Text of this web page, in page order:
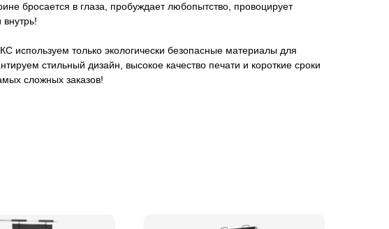
бросается в глаза, пробуждает любопытство, провоцирует
используем только экологически безопасные материалы для
стильный дизайн, высокое качество печати и короткие сроки
сложных заказов!